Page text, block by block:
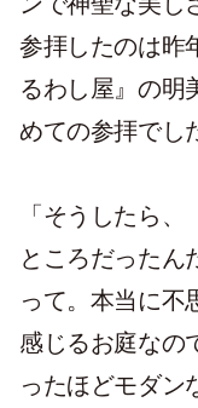
参拝したのは昨
るわし屋』の明
めての参拝でし
「そうしたら
ところだったん
って。本当に不
感じるお庭なの
ったほどモダン